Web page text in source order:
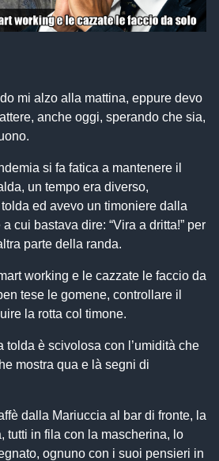
mi alzo alla mattina, eppure devo
anche oggi, sperando che sia,
si fa fatica a mantenere il
un tempo era diverso,
tolda ed avevo un timoniere dalla
cui bastava dire: “Vira a dritta!” per
parte della randa.
working e le cazzate le faccio da
tese le gomene, controllare il
la rotta col timone.
tolda è scivolosa con l’umidità che
mostra qua e là segni di
dalla Mariuccia al bar di fronte, la
tutti in fila con la mascherina, lo
ognuno con i suoi pensieri in